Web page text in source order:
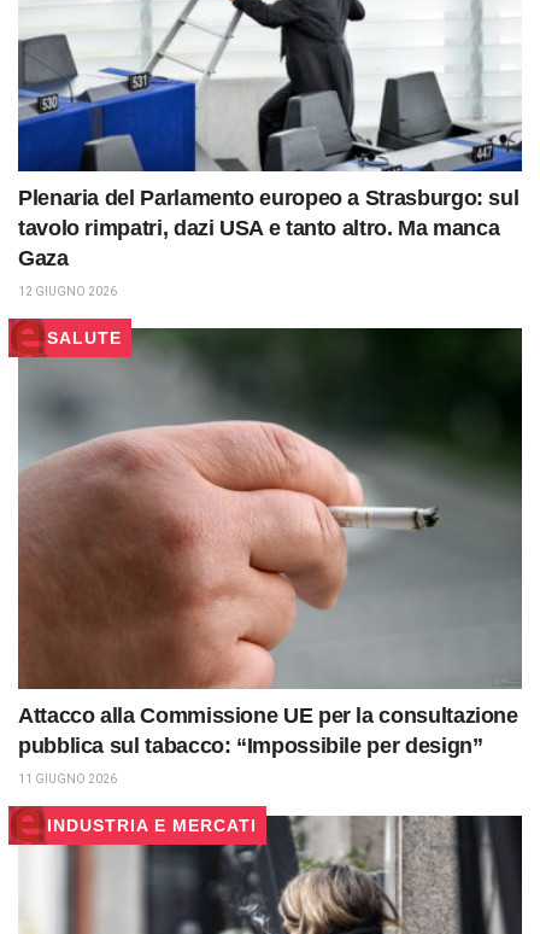
Plenaria del Parlamento europeo a Strasburgo: sul
tavolo rimpatri, dazi USA e tanto altro. Ma manca
Gaza
12 GIUGNO 2026
SALUTE
Attacco alla Commissione UE per la consultazione
pubblica sul tabacco: “Impossibile per design”
11 GIUGNO 2026
INDUSTRIA E MERCATI